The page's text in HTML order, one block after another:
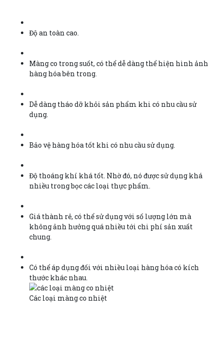
Độ an toàn cao.
Màng co trong suốt, có thể dễ dàng thể hiện hình ảnh
hàng hóa bên trong.
Dễ dàng tháo dỡ khỏi sản phẩm khi có nhu cầu sử
dụng.
Bảo vệ hàng hóa tốt khi có nhu cầu sử dụng.
Độ thoáng khí khá tốt. Nhờ đó, nó được sử dụng khá
nhiều trong bọc các loại thực phẩm.
Giá thành rẻ, có thể sử dụng với số lượng lớn mà
không ảnh hưởng quá nhiều tới chi phí sản xuất
chung.
Có thể áp dụng đối với nhiều loại hàng hóa có kích
thước khác nhau.
Các loại màng co nhiệt